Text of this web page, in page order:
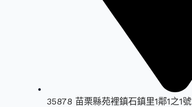
35878 苗栗縣苑裡鎮石鎮里1鄰1之1號